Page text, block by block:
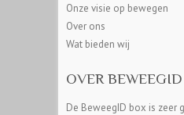
Onze visie op bewegen
Over ons
Wat bieden wij
OVER BEWEEGID
De BeweegID box is zeer